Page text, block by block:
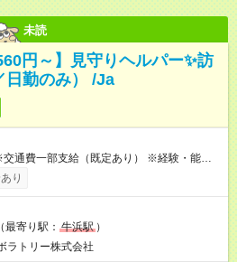
未読
円～】見守りヘルパー✨訪
日勤のみ） /Ja
通費一部支給（既定あり） ※経験・能力を
時
本採用時と異なる部分があります。 雇用
です。 給与：時給 1,230円以上
り
寄り駅： 牛浜駅 ）
ラトリー株式会社